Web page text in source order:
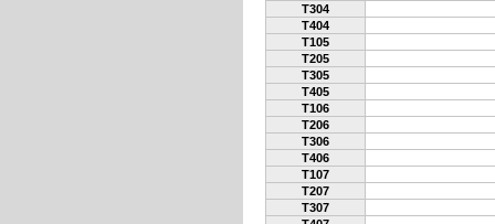
T304
T404
T105
T205
T305
T405
T106
T206
T306
T406
T107
T207
T307